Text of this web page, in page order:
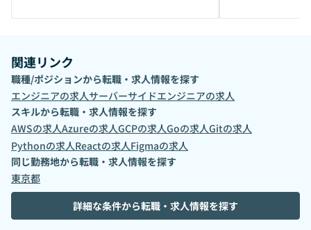
関連リンク
職種/ポジションから転職・求人情報を探す
エンジニアの求人サーバーサイドエンジニアの求人
スキルから転職・求人情報を探す
AWSの求人Azureの求人GCPの求人Goの求人Gitの求人
Pythonの求人Reactの求人Figmaの求人
同じ勤務地から転職・求人情報を探す
東京都
詳細な条件から転職・求人情報を探す